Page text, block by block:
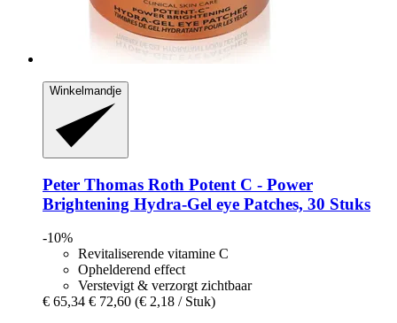
Winkelmandje
Peter Thomas Roth Potent C -​ Power
Brightening Hydra-​Gel eye Patches, 30 Stuks
-10%
Revitaliserende vitamine C
Ophelderend effect
Verstevigt & verzorgt zichtbaar
€ 65,34 € 72,60 (€ 2,18 / Stuk)